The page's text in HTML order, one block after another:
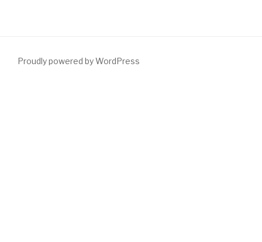
Proudly powered by WordPress